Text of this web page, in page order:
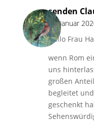
senden
14. Januar
Hallo Frau
wenn Rom
uns
großen
begleitet
geschenkt